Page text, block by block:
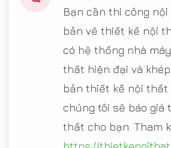
Bạn cần thi công
bản vẽ thiết kế nội
có hệ thống nhà
thất hiện đại và
bản thiết kế nội thất
chúng tôi sẽ báo giá
thất cho bạn. Tham